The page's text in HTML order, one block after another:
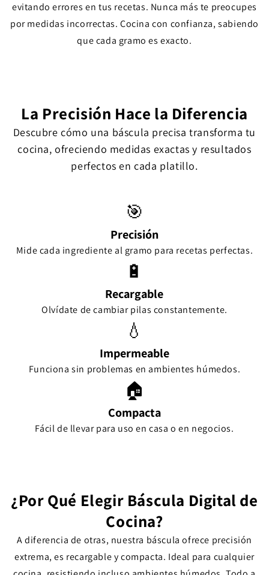
evitando errores en tus recetas. Nunca más te preocupes
por medidas incorrectas. Cocina con confianza, sabiendo
que cada gramo es exacto.
La Precisión Hace la Diferencia
Descubre cómo una báscula precisa transforma tu
cocina, ofreciendo medidas exactas y resultados
perfectos en cada platillo.
🎯
Precisión
Mide cada ingrediente al gramo para recetas perfectas.
🔋
Recargable
Olvídate de cambiar pilas constantemente.
💧
Impermeable
Funciona sin problemas en ambientes húmedos.
🏠
Compacta
Fácil de llevar para uso en casa o en negocios.
¿Por Qué Elegir Báscula Digital de
Cocina?
A diferencia de otras, nuestra báscula ofrece precisión
extrema, es recargable y compacta. Ideal para cualquier